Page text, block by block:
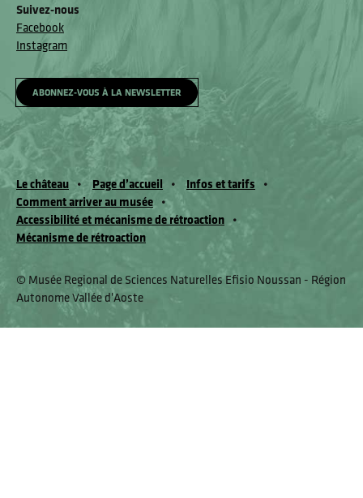
Suivez-nous
Facebook
Instagram
ABONNEZ-VOUS À LA NEWSLETTER
Le château Page d’accueil
Infos et tarifs
Comment arriver au musée
Accessibilité et mécanisme de rétroaction
Mécanisme de rétroaction
© Musée Regional de Sciences Naturelles Efisio Noussan - Région
Autonome Vallée d'Aoste